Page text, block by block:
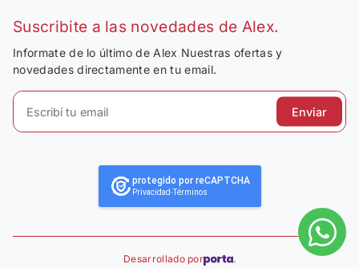
Suscribite a las novedades de Alex.
Informate de lo último de Alex Nuestras ofertas y
novedades directamente en tu email.
Enviar
protegido por reCAPTCHA
Privacidad-Términos
Desarrollado por